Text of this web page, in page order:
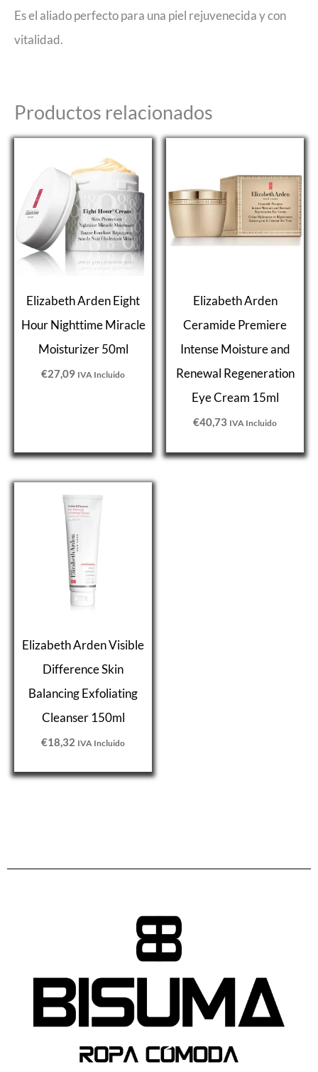
Es el aliado perfecto para una piel rejuvenecida y con
vitalidad.
Productos relacionados
Elizabeth Arden Eight
Hour Nighttime Miracle
Moisturizer 50ml
€27,09 IVA Incluido
Elizabeth Arden
Ceramide Premiere
Intense Moisture and
Renewal Regeneration
Eye Cream 15ml
€40,73 IVA Incluido
Elizabeth Arden Visible
Difference Skin
Balancing Exfoliating
Cleanser 150ml
€18,32 IVA Incluido